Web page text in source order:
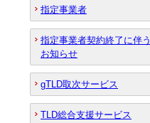
指定事業者
指定事業者契約終了に伴う
お知らせ
gTLD取次サービス
TLD総合支援サービス